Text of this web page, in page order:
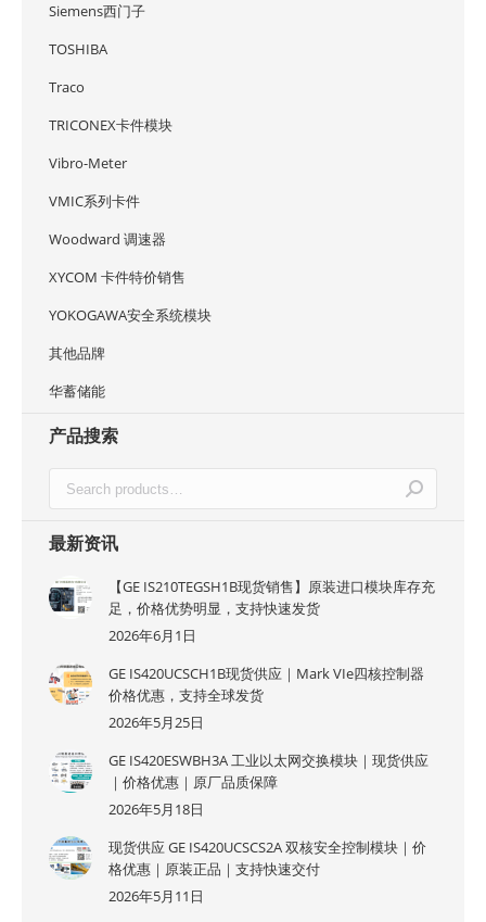
Siemens西门子
TOSHIBA
Traco
TRICONEX卡件模块
Vibro-Meter
VMIC系列卡件
Woodward 调速器
XYCOM 卡件特价销售
YOKOGAWA安全系统模块
其他品牌
华蓄储能
产品搜索
最新资讯
【GE IS210TEGSH1B现货销售】原装进口模块库存充
足，价格优势明显，支持快速发货
2026年6月1日
GE IS420UCSCH1B现货供应｜Mark VIe四核控制器
价格优惠，支持全球发货
2026年5月25日
GE IS420ESWBH3A 工业以太网交换模块｜现货供应
｜价格优惠｜原厂品质保障
2026年5月18日
现货供应 GE IS420UCSCS2A 双核安全控制模块｜价
格优惠｜原装正品｜支持快速交付
2026年5月11日